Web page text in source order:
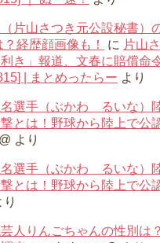
片山さつき元公設秘書）
経歴顔画像も！
に 片山
き」報道、文春に賠償命
| まとめったらー より
選手（ぶかわ るいな）
とは！野球から陸上で公
より
選手（ぶかわ るいな）
とは！野球から陸上で公
り
人りんごちゃんの性別は